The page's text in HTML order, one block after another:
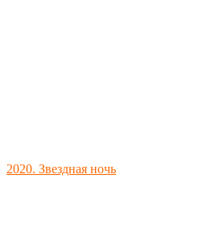
2020. Звездная ночь